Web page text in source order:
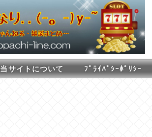
当サイトについて ﾌﾟﾗｲﾊﾞｼｰﾎﾟﾘｼｰ